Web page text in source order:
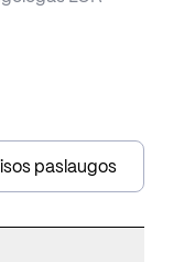
paslaugos